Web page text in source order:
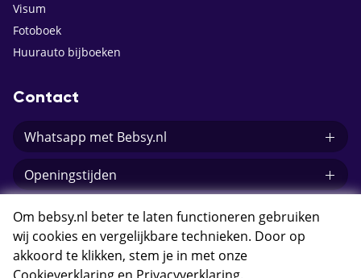
Visum
Fotoboek
Huurauto bijboeken
Contact
Whatsapp met Bebsy.nl
Openingstijden
E-mail Bebsy.nl
Om bebsy.nl beter te laten functioneren gebruiken
wij cookies en vergelijkbare technieken. Door op
akkoord te klikken, stem je in met onze